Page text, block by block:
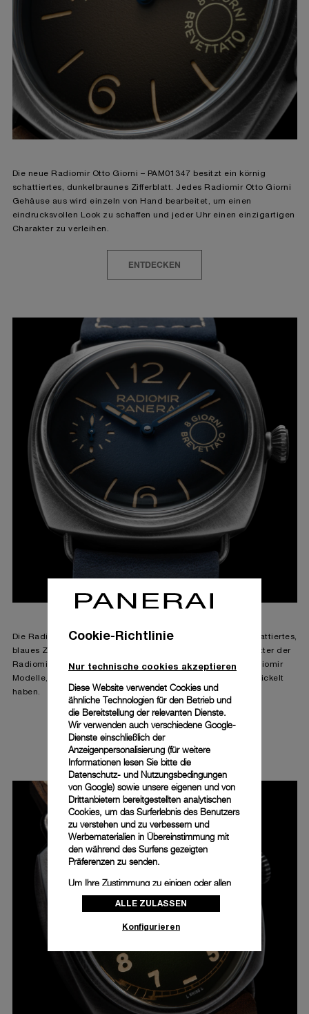
Die neue Radiomir Otto Giorni – PAM01347 besitzt ein körnig
schattiertes, dunkelbraunes Zifferblatt. Jedes Radiomir Otto Giorni
Gehäuse aus wird einzeln von Hand bearbeitet, um einen
eindrucksvollen Look zu schaffen und jeder Uhr einen einzigartigen
Charakter zu verleihen.
ENTDECKEN
Die Radiomir Otto Giorni – PAM01348 besitzt ein körnig schattiertes,
blaues Zifferblatt. Die unverwechselbaren körnigen Zifferblätter der
Radiomir Otto Giorni sind eine Ode an die historischen Radiomir
Modelle, die sich in Farbe und Erscheinungsbild weiterentwickelt
haben.
ENTDECKEN
Cookie-Richtlinie
Nur technische cookies akzeptieren
Diese Website verwendet Cookies und
ähnliche Technologien für den Betrieb und
die Bereitstellung der relevanten Dienste.
Wir verwenden auch verschiedene Google-
Dienste einschließlich der
Anzeigenpersonalisierung (für weitere
Informationen lesen Sie bitte die
Datenschutz- und Nutzungsbedingungen
von Google) sowie unsere eigenen und von
Drittanbietern bereitgestellten analytischen
Cookies, um das Surferlebnis des Benutzers
zu verstehen und zu verbessern und
Werbematerialien in Übereinstimmung mit
den während des Surfens gezeigten
Präferenzen zu senden.
Um Ihre Zustimmung zu einigen oder allen
Cookies zu ändern oder zu widerrufen,
klicken Sie auf „Konfigurieren“, oder lesen
Klicken Sie auf „Alle zulassen“, um Ihr
Einverständnis für die Verwendung der oben
erwähnten Cookies zu geben.
Klicken Sie auf „Nur technische cookies
ALLE ZULASSEN
Konfigurieren